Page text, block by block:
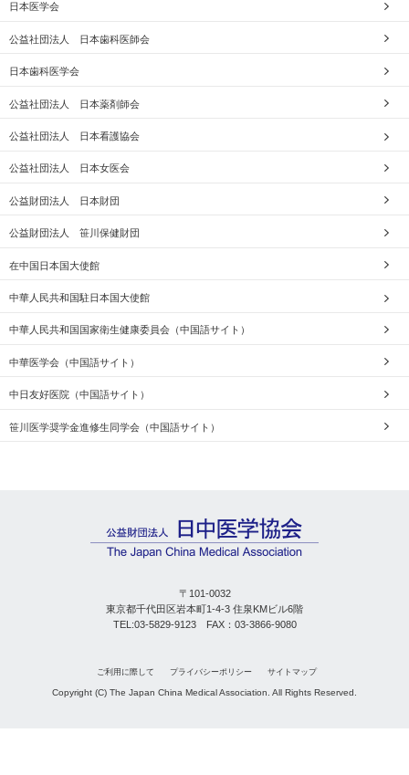
日本医学会
公益社団法人 日本歯科医師会
日本歯科医学会
公益社団法人 日本薬剤師会
公益社団法人 日本看護協会
公益社団法人 日本女医会
公益財団法人 日本財団
公益財団法人 笹川保健財団
在中国日本国大使館
中華人民共和国駐日本国大使館
中華人民共和国国家衛生健康委員会（中国語サイト）
中華医学会（中国語サイト）
中日友好医院（中国語サイト）
笹川医学奨学金進修生同学会（中国語サイト）
〒101-0032
東京都千代田区岩本町1-4-3 住泉KMビル6階
TEL:03-5829-9123 FAX：03-3866-9080
ご利用に際して プライバシーポリシー サイトマップ
Copyright (C) The Japan China Medical Association. All Rights Reserved.